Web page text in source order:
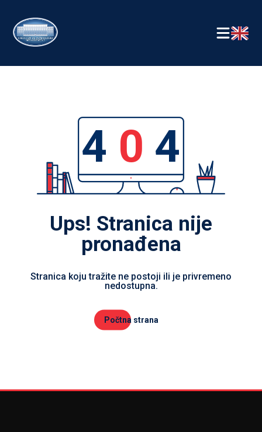
4 0 4
Ups! Stranica nije
pronađena
Stranica koju tražite ne postoji ili je privremeno
nedostupna.
Počtna strana